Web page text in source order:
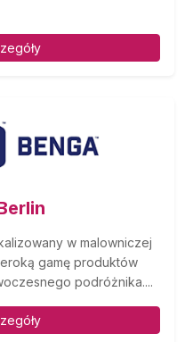
w malowniczej
gamę produktów
podróżnika....